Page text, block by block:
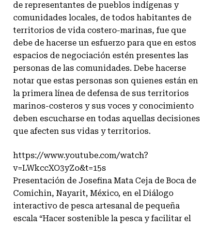
de representantes de pueblos indígenas y
comunidades locales, de todos habitantes de
territorios de vida costero-marinas, fue que
debe de hacerse un esfuerzo para que en estos
espacios de negociación estén presentes las
personas de las comunidades. Debe hacerse
notar que estas personas son quienes están en
la primera línea de defensa de sus territorios
marinos-costeros y sus voces y conocimiento
deben escucharse en todas aquellas decisiones
que afecten sus vidas y territorios.
https://www.youtube.com/watch?
v=LWkccXO3yZo&t=15s
Presentación de Josefina Mata Ceja de Boca de
Comichin, Nayarit, México, en el Diálogo
interactivo de pesca artesanal de pequeña
escala “Hacer sostenible la pesca y facilitar el